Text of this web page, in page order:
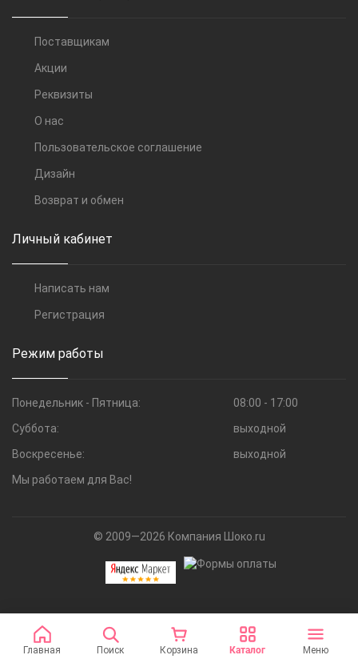
Поставщикам
Акции
Реквизиты
О нас
Пользовательское соглашение
Дизайн
Возврат и обмен
Личный кабинет
Написать нам
Регистрация
Режим работы
Понедельник - Пятница:
08:00 - 17:00
Суббота:
выходной
Воскресенье:
выходной
Мы работаем для Вас!
© 2009—2026 Компания Шоко.ru
Главная Поиск Корзина Каталог Меню